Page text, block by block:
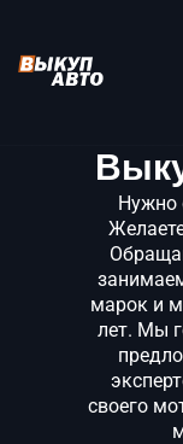
Нужно
марок и
лет. Мы
своего